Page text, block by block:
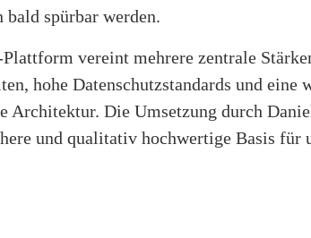
bald spürbar werden.
vereint mehrere zentrale
hohe Datenschutzstandards und eine
Architektur. Die Umsetzung durch
und qualitativ hochwertige Basis für